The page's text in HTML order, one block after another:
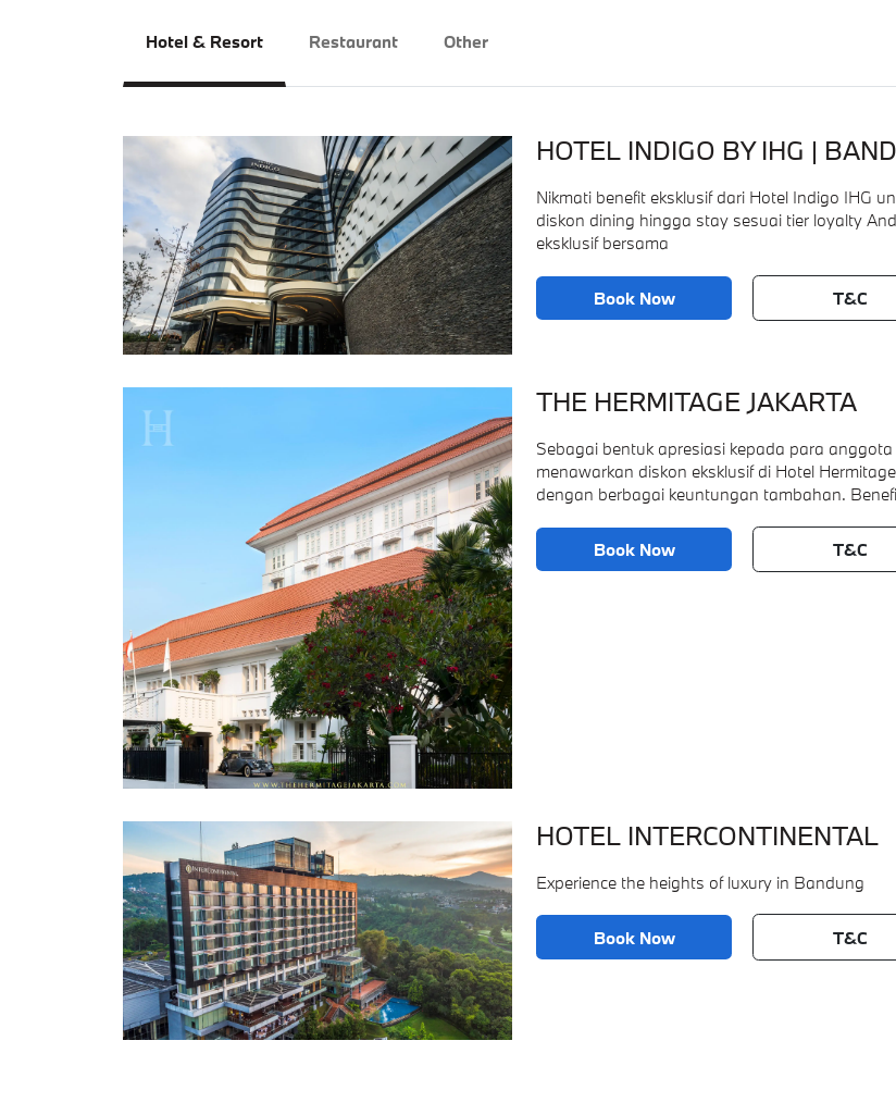
Hotel & Resort Restaurant Other
HOTEL INDIGO BY IHG |
Nikmati benefit eksklusif dari Hotel Indigo IHG
diskon dining hingga stay sesuai tier loyalty
eksklusif bersama
Book Now T&C
THE HERMITAGE JAKARTA
Sebagai bentuk apresiasi kepada para
menawarkan diskon eksklusif di Hotel
dengan berbagai keuntungan tambahan.
Book Now T&C
HOTEL INTERCONTINENTAL
Experience the heights of luxury in Bandung
Book Now T&C